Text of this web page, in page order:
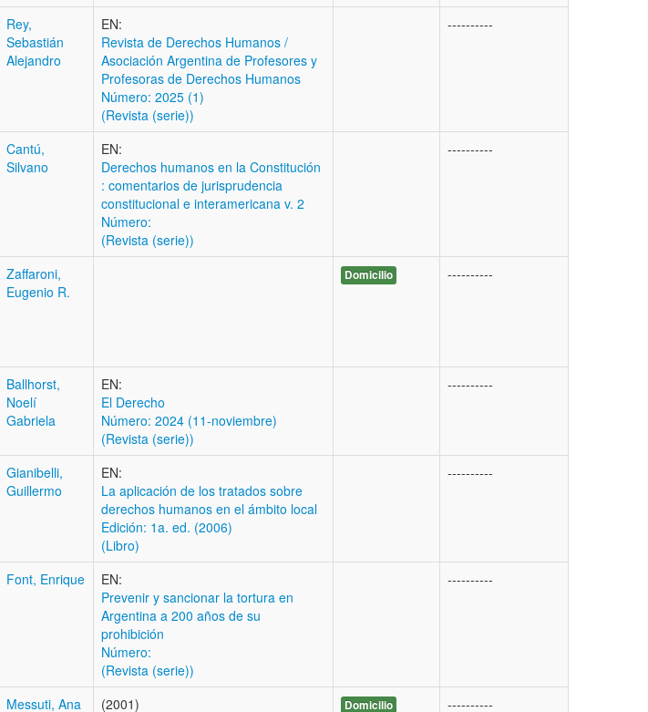
Rey,
Sebastián
Alejandro
EN:
Revista de Derechos Humanos /
Asociación Argentina de Profesores y
Profesoras de Derechos Humanos
Número: 2025 (1)
(Revista (serie))
----------
Cantú,
Silvano
EN:
Derechos humanos en la Constitución
: comentarios de jurisprudencia
constitucional e interamericana v. 2
Número:
(Revista (serie))
----------
Zaffaroni,
Eugenio R.
Domicilio ----------
Ballhorst,
Noelí
Gabriela
EN:
El Derecho
Número: 2024 (11-noviembre)
(Revista (serie))
----------
Gianibelli,
Guillermo
EN:
La aplicación de los tratados sobre
derechos humanos en el ámbito local
Edición: 1a. ed. (2006)
(Libro)
----------
Font, Enrique
EN:
Prevenir y sancionar la tortura en
Argentina a 200 años de su
prohibición
Número:
(Revista (serie))
----------
Messuti, Ana (2001) Domicilio ----------